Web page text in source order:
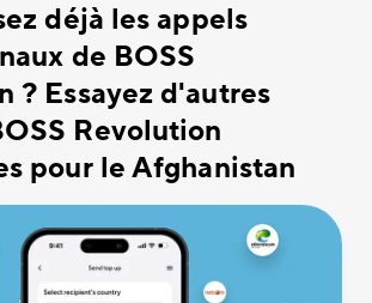
déjà les appels
de BOSS
? Essayez d'autres
Revolution
pour le Afghanistan